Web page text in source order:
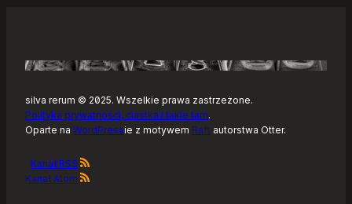
silva rerum © 2025. Wszelkie prawa zastrzeżone.
Polityka prywatności, ciastka i takie tam.
Oparte na WordPressie z motywem Raft autorstwa Otter.
Kanał RSS
Kanał Atom